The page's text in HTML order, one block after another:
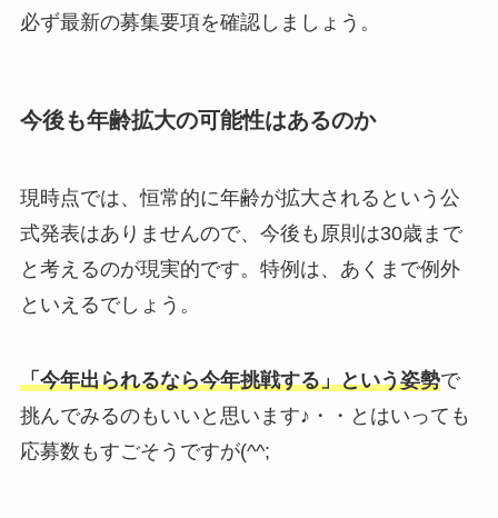
必ず最新の募集要項を確認しましょう。
今後も年齢拡大の可能性はあるのか
現時点では、恒常的に年齢が拡大されるという公
式発表はありませんので、今後も原則は30歳まで
と考えるのが現実的です。特例は、あくまで例外
といえるでしょう。
「今年出られるなら今年挑戦する」という姿勢で
挑んでみるのもいいと思います♪・・とはいっても
応募数もすごそうですが(^^;